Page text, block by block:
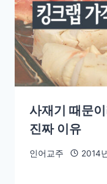
사재기 때문
진짜 이유
인어교주 2014